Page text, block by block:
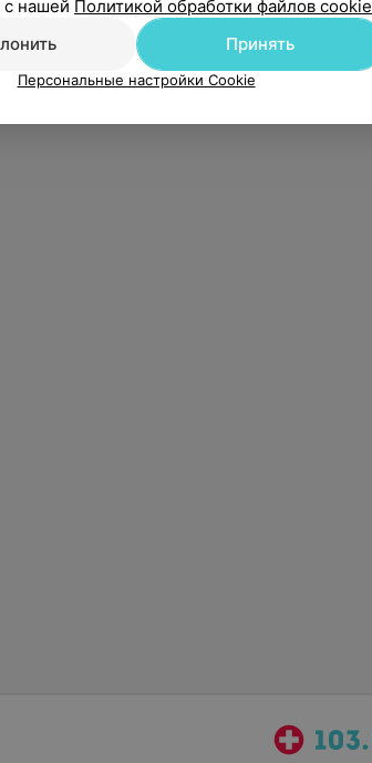
с нашей Политикой обработки файлов cookie
Принять
Персональные настройки Cookie